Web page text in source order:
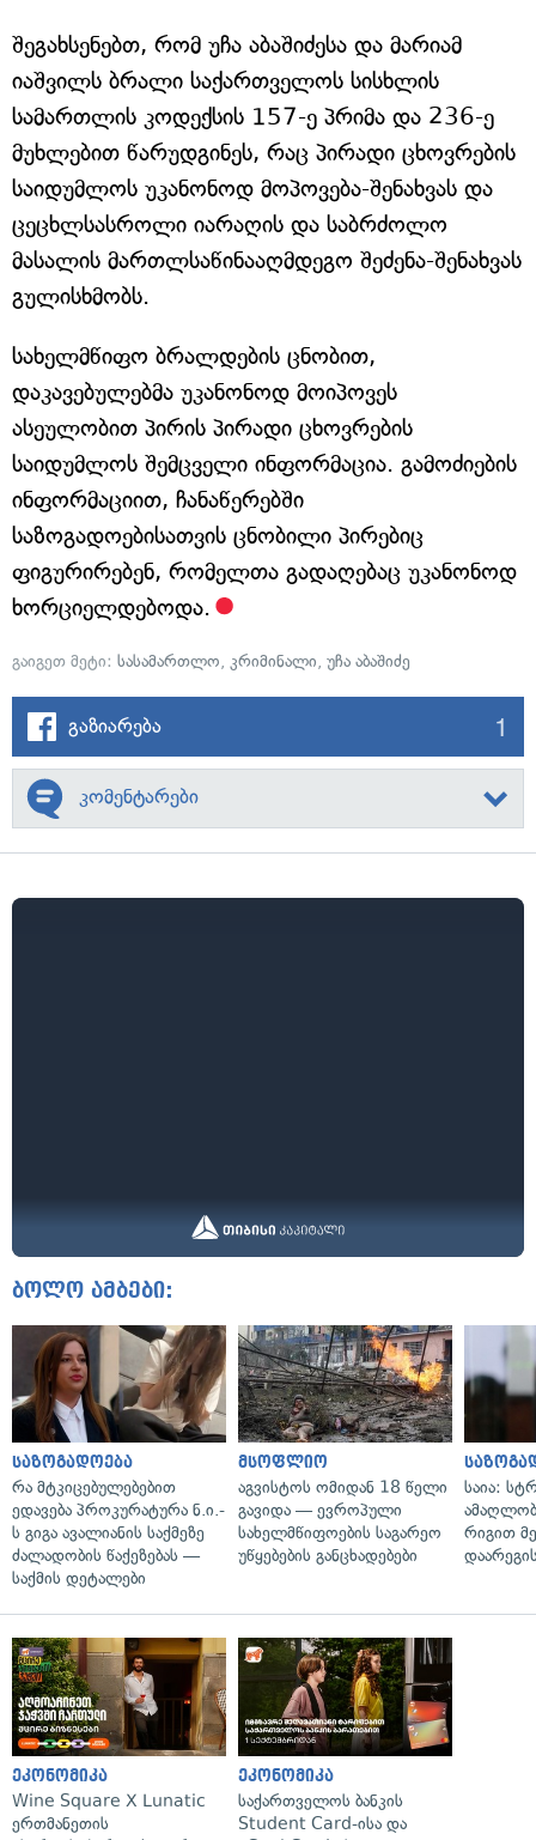
შეგახსენებთ, რომ უჩა აბაშიძესა და მარიამ
იაშვილს ბრალი საქართველოს სისხლის
სამართლის კოდექსის 157-ე პრიმა და 236-ე
მუხლებით წარუდგინეს, რაც პირადი ცხოვრების
საიდუმლოს უკანონოდ მოპოვება-შენახვას და
ცეცხლსასროლი იარაღის და საბრძოლო
მასალის მართლსაწინააღმდეგო შეძენა-შენახვას
გულისხმობს.
სახელმწიფო ბრალდების ცნობით,
დაკავებულებმა უკანონოდ მოიპოვეს
ასეულობით პირის პირადი ცხოვრების
საიდუმლოს შემცველი ინფორმაცია. გამოძიების
ინფორმაციით, ჩანაწერებში
საზოგადოებისათვის ცნობილი პირებიც
ფიგურირებენ, რომელთა გადაღებაც უკანონოდ
ხორციელდებოდა.
გაიგეთ მეტი: სასამართლო, კრიმინალი, უჩა აბაშიძე
გაზიარება 1
კომენტარები
ბოლო ამბები:
საზოგადოება
რა მტკიცებულებებით
ედავება პროკურატურა ნ.ი.-
ს გიგა ავალიანის საქმეზე
ძალადობის წაქეზებას —
საქმის დეტალები
მსოფლიო
აგვისტოს ომიდან 18 წელი
გავიდა — ევროპული
სახელმწიფოების საგარეო
უწყებების განცხადებები
საია:
რიგით
ეკონომიკა
Wine Square X Lunatic
ერთმანეთის
ეკონომიკა
საქართველოს ბანკის
Student Card-ისა და